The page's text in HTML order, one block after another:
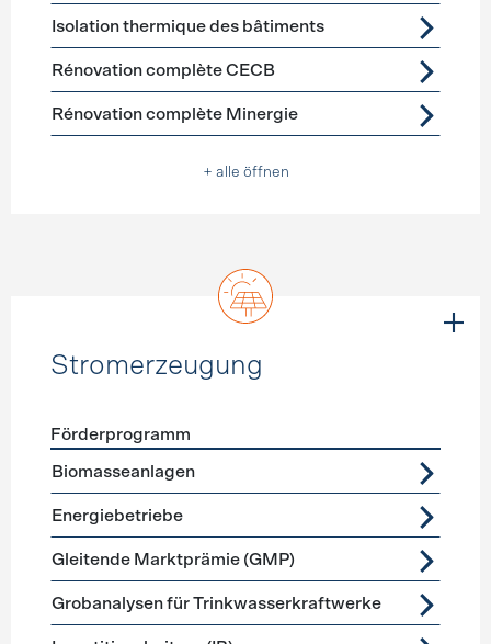
Isolation thermique des bâtiments
Rénovation complète CECB
Rénovation complète Minergie
+ alle öffnen
Stromerzeugung
Förderprogramme
Förderprogramm
Biomasseanlagen
Energiebetriebe
Gleitende Marktprämie (GMP)
Grobanalysen für Trinkwasserkraftwerke